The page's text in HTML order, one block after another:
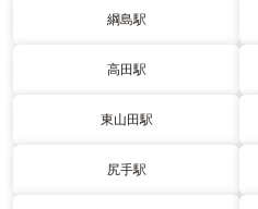
綱島駅
高田駅
東山田駅
尻手駅